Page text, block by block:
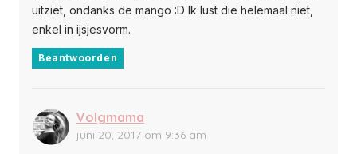
uitziet, ondanks de mango :D Ik lust die helemaal niet,
enkel in ijsjesvorm.
Beantwoorden
Volgmama
juni 20, 2017 om 9:36 am